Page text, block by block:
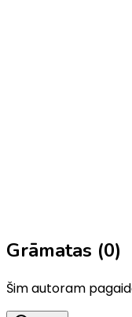
Grāmatas (0)
Šim autoram